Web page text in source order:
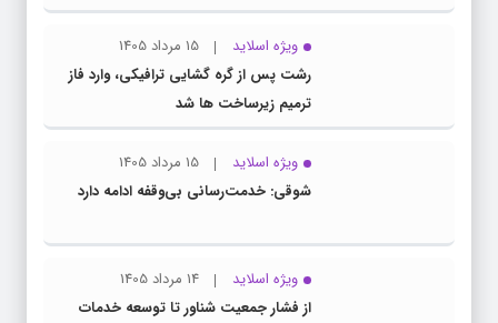
ویژه اسلاید
15 مرداد 1405
رشت پس از گره گشایی ترافیکی، وارد فاز
ترمیم زیرساخت ها شد
ویژه اسلاید
15 مرداد 1405
شوقی: خدمت‌رسانی بی‌وقفه ادامه دارد
ویژه اسلاید
14 مرداد 1405
از فشار جمعیت شناور تا توسعه خدمات